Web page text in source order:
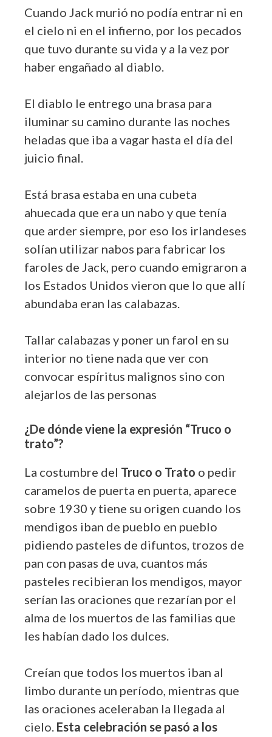
Cuando Jack murió no podía entrar ni en
el cielo ni en el infierno, por los pecados
que tuvo durante su vida y a la vez por
haber engañado al diablo.
El diablo le entrego una brasa para
iluminar su camino durante las noches
heladas que iba a vagar hasta el día del
juicio final.
Está brasa estaba en una cubeta
ahuecada que era un nabo y que tenía
que arder siempre, por eso los irlandeses
solían utilizar nabos para fabricar los
faroles de Jack, pero cuando emigraron a
los Estados Unidos vieron que lo que allí
abundaba eran las calabazas.
Tallar calabazas y poner un farol en su
interior no tiene nada que ver con
convocar espíritus malignos sino con
alejarlos de las personas
¿De dónde viene la expresión “Truco o
trato”?
La costumbre del Truco o Trato o pedir
caramelos de puerta en puerta, aparece
sobre 1930 y tiene su origen cuando los
mendigos iban de pueblo en pueblo
pidiendo pasteles de difuntos, trozos de
pan con pasas de uva, cuantos más
pasteles recibieran los mendigos, mayor
serían las oraciones que rezarían por el
alma de los muertos de las familias que
les habían dado los dulces.
Creían que todos los muertos iban al
limbo durante un período, mientras que
las oraciones aceleraban la llegada al
cielo. Esta celebración se pasó a los